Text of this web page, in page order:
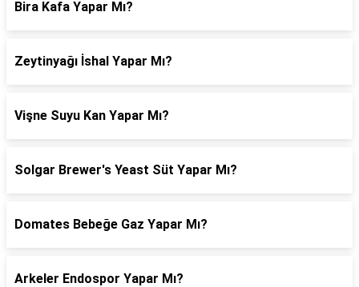
Bira Kafa Yapar Mı?
Zeytinyağı İshal Yapar Mı?
Vişne Suyu Kan Yapar Mı?
Solgar Brewer's Yeast Süt Yapar Mı?
Domates Bebeğe Gaz Yapar Mı?
Arkeler Endospor Yapar Mı?